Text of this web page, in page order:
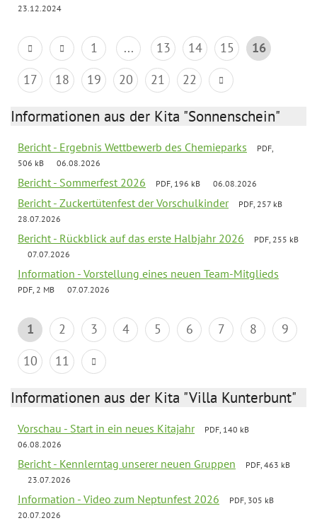
23.12.2024
1 ... 13 14 15
16
17
18 19 20 21 22
Informationen aus der Kita "Sonnenschein"
Bericht - Ergebnis Wettbewerb des Chemieparks
PDF,
506 kB
06.08.2026
Bericht - Sommerfest 2026 PDF, 196 kB 06.08.2026
Bericht - Zuckertütenfest der Vorschulkinder
PDF, 257 kB
28.07.2026
Bericht - Rückblick auf das erste Halbjahr 2026
PDF, 255 kB
07.07.2026
Information - Vorstellung eines neuen Team-Mitglieds
PDF, 2 MB 07.07.2026
1 2 3 4 5 6 7 8
9
10
11
Informationen aus der Kita "Villa Kunterbunt"
Vorschau - Start in ein neues Kitajahr
PDF, 140 kB
06.08.2026
Bericht - Kennlerntag unserer neuen Gruppen
PDF, 463 kB
23.07.2026
Information - Video zum Neptunfest 2026
PDF, 305 kB
20.07.2026